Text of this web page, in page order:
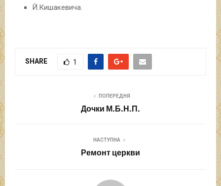
Й.Кишакевича.
SHARE 1
ПОПЕРЕДНЯ
Дочки М.Б.Н.П.
НАСТУПНА
Ремонт церкви